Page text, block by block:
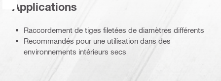
Applications
Raccordement de tiges filetées de diamètres différents
Recommandés pour une utilisation dans des
environnements intérieurs secs